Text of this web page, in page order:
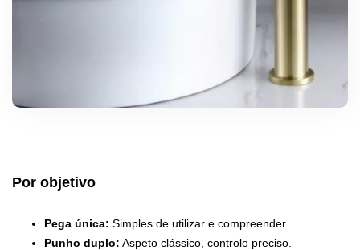
Por objetivo
Pega única: Simples de utilizar e compreender.
Punho duplo: Aspeto clássico, controlo preciso.